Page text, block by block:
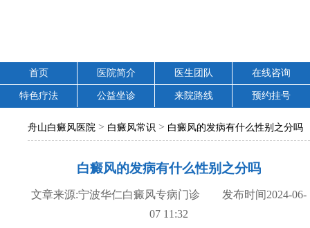
首页 医院简介 医生团队 在线咨询
特色疗法 公益坐诊 来院路线 预约挂号
舟山白癜风医院 > 白癜风常识 > 白癜风的发病有什么性别之分吗
白癜风的发病有什么性别之分吗
文章来源:宁波华仁白癜风专病门诊 发布时间2024-06-
07 11:32